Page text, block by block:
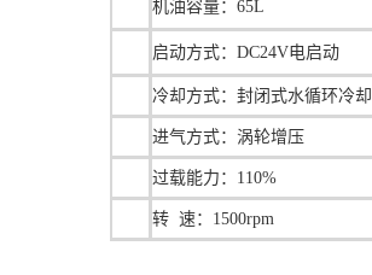
机油容量：65L
启动方式：DC24V电启动
冷却方式：封闭式水循环冷却
进气方式：涡轮增压
过载能力：110%
转 速：1500rpm